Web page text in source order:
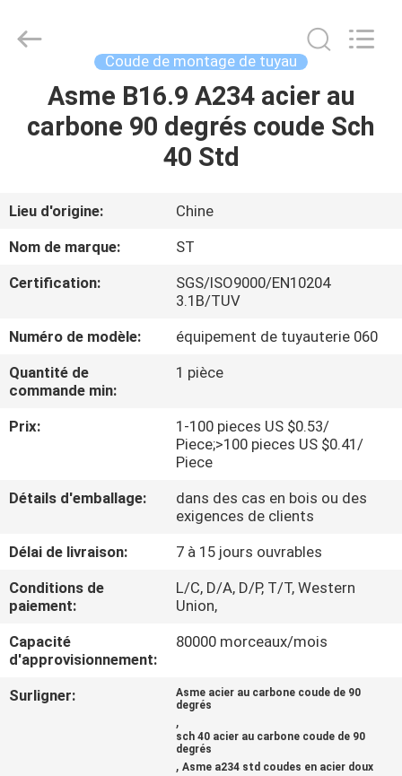
APERÇU
VIDÉOS
SHOW
PROPOS
DE
VISITE
CONTRÔLE
DE
LA
QUALITÉ
Coude de montage de tuyau
Asme B16.9 A234 acier au
carbone 90 degrés coude Sch
40 Std
Lieu d'origine:
Chine
Nom de marque:
ST
Certification:
SGS/ISO9000/EN10204
3.1B/TUV
Numéro de modèle:
équipement de tuyauterie 060
Quantité de
commande min:
1 pièce
Prix:
1-100 pieces US $0.53/
Piece;>100 pieces US $0.41/
Piece
Détails d'emballage:
dans des cas en bois ou des
exigences de clients
Délai de livraison:
7 à 15 jours ouvrables
Conditions de
paiement:
L/C, D/A, D/P, T/T, Western
Union,
Capacité
d'approvisionnement:
80000 morceaux/mois
Surligner:
Asme acier au carbone coude de 90
degrés
,
sch 40 acier au carbone coude de 90
degrés
,Asme a234 std coudes en acier doux